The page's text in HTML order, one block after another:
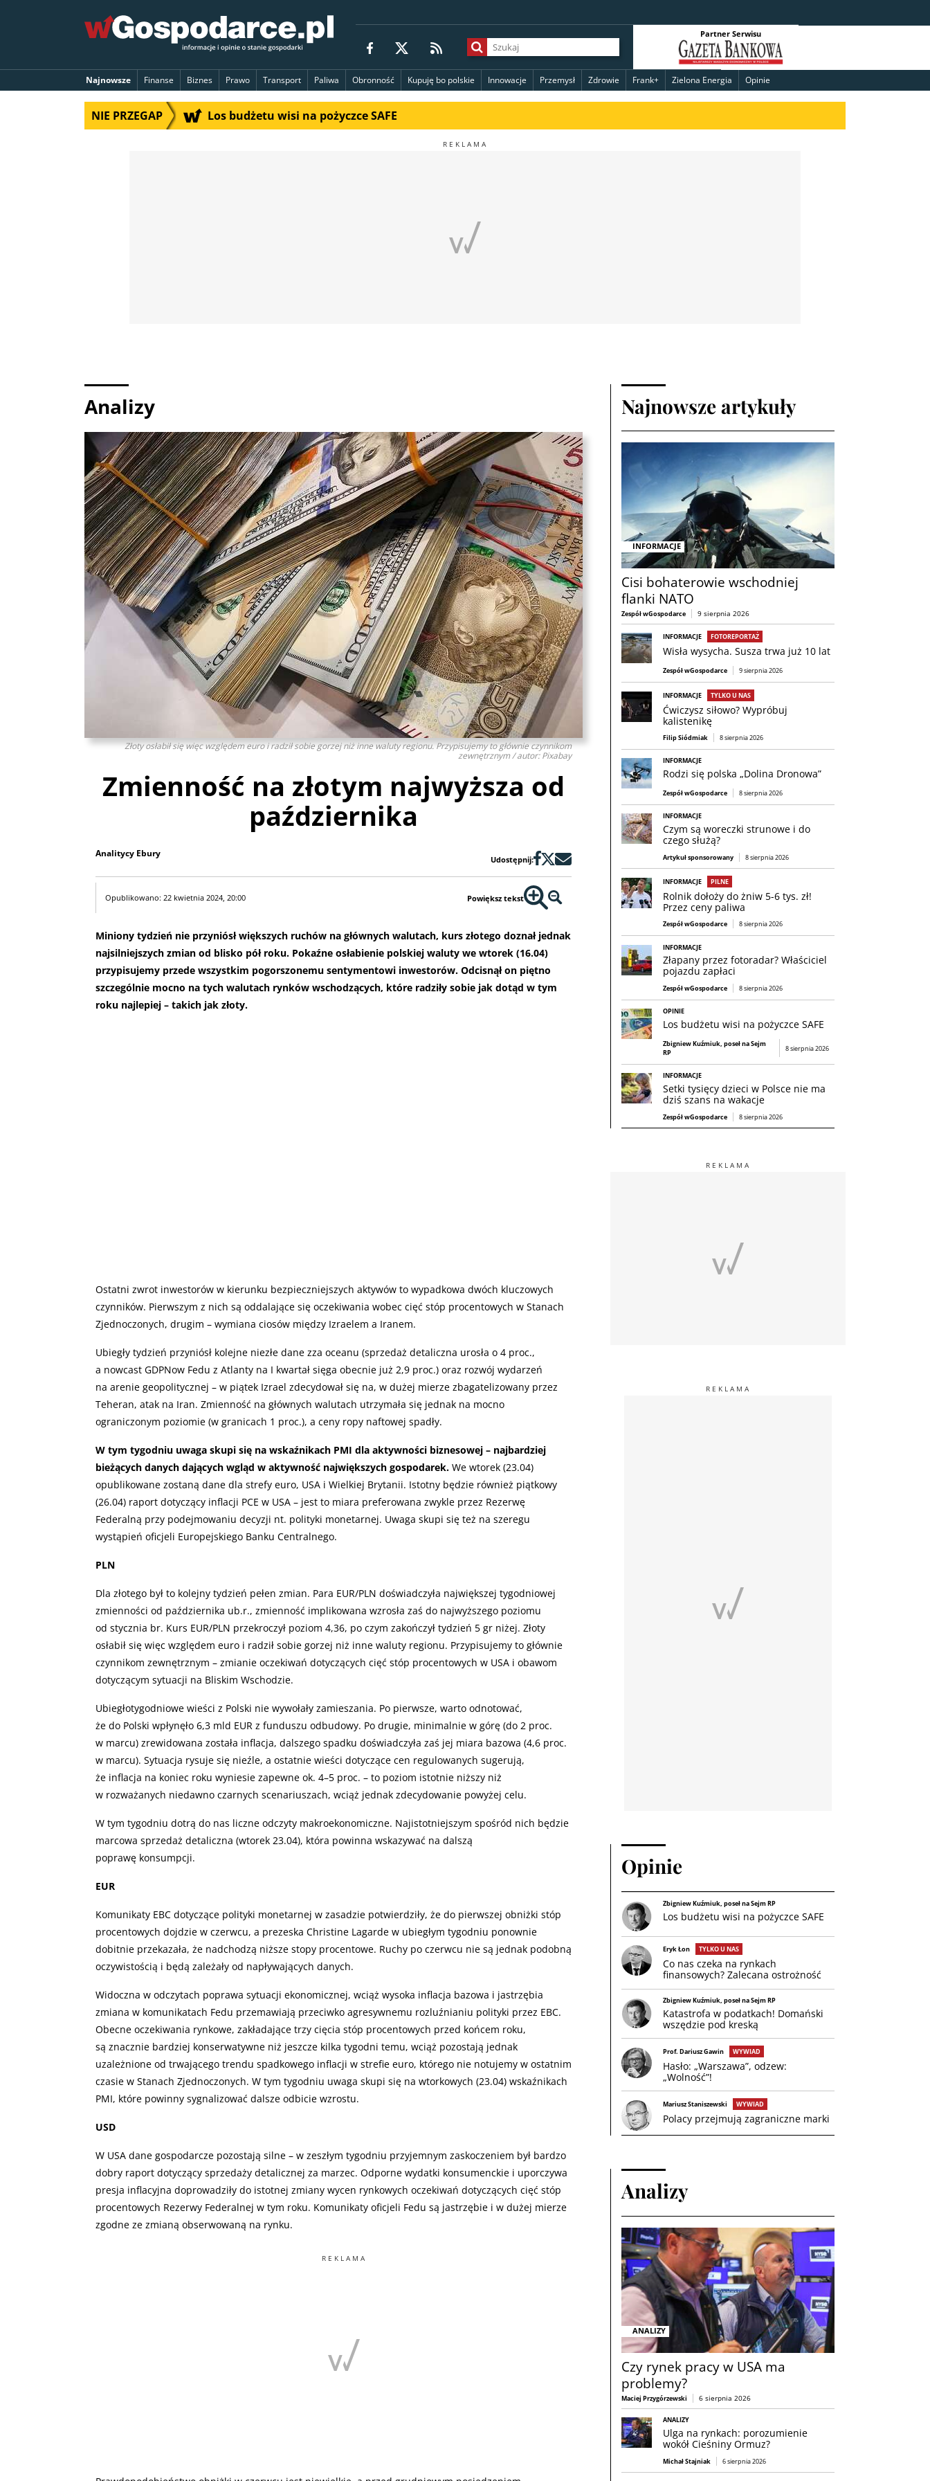
Partner Serwisu
Najnowsze Finanse Biznes Prawo Transport Paliwa Obronność Kupuję bo polskie Innowacje Przemysł Zdrowie Frank+ Zielona Energia Opinie
NIE PRZEGAP Los budżetu wisi na pożyczce SAFE
Analizy
Złoty osłabił się więc względem euro i radził sobie gorzej niż inne waluty regionu. Przypisujemy to głównie czynnikom
zewnętrznym / autor: Pixabay
Zmienność na złotym najwyższa od
października
Analitycy Ebury
Udostępnij:
Opublikowano: 22 kwietnia 2024, 20:00 Powiększ tekst
Miniony tydzień nie przyniósł większych ruchów na głównych walutach, kurs złotego doznał jednak
najsilniejszych zmian od blisko pół roku. Pokaźne osłabienie polskiej waluty we wtorek (16.04)
przypisujemy przede wszystkim pogorszonemu sentymentowi inwestorów. Odcisnął on piętno
szczególnie mocno na tych walutach rynków wschodzących, które radziły sobie jak dotąd w tym
roku najlepiej – takich jak złoty.
Ostatni zwrot inwestorów w kierunku bezpieczniejszych aktywów to wypadkowa dwóch kluczowych
czynników. Pierwszym z nich są oddalające się oczekiwania wobec cięć stóp procentowych w Stanach
Zjednoczonych, drugim – wymiana ciosów między Izraelem a Iranem.
Ubiegły tydzień przyniósł kolejne niezłe dane zza oceanu (sprzedaż detaliczna urosła o 4 proc.,
a nowcast GDPNow Fedu z Atlanty na I kwartał sięga obecnie już 2,9 proc.) oraz rozwój wydarzeń
na arenie geopolitycznej – w piątek Izrael zdecydował się na, w dużej mierze zbagatelizowany przez
Teheran, atak na Iran. Zmienność na głównych walutach utrzymała się jednak na mocno
ograniczonym poziomie (w granicach 1 proc.), a ceny ropy naftowej spadły.
W tym tygodniu uwaga skupi się na wskaźnikach PMI dla aktywności biznesowej – najbardziej
bieżących danych dających wgląd w aktywność największych gospodarek. We wtorek (23.04)
opublikowane zostaną dane dla strefy euro, USA i Wielkiej Brytanii. Istotny będzie również piątkowy
(26.04) raport dotyczący inflacji PCE w USA – jest to miara preferowana zwykle przez Rezerwę
Federalną przy podejmowaniu decyzji nt. polityki monetarnej. Uwaga skupi się też na szeregu
wystąpień oficjeli Europejskiego Banku Centralnego.
PLN
Dla złotego był to kolejny tydzień pełen zmian. Para EUR/PLN doświadczyła największej tygodniowej
zmienności od października ub.r., zmienność implikowana wzrosła zaś do najwyższego poziomu
od stycznia br. Kurs EUR/PLN przekroczył poziom 4,36, po czym zakończył tydzień 5 gr niżej. Złoty
osłabił się więc względem euro i radził sobie gorzej niż inne waluty regionu. Przypisujemy to głównie
czynnikom zewnętrznym – zmianie oczekiwań dotyczących cięć stóp procentowych w USA i obawom
dotyczącym sytuacji na Bliskim Wschodzie.
Ubiegłotygodniowe wieści z Polski nie wywołały zamieszania. Po pierwsze, warto odnotować,
że do Polski wpłynęło 6,3 mld EUR z funduszu odbudowy. Po drugie, minimalnie w górę (do 2 proc.
w marcu) zrewidowana została inflacja, dalszego spadku doświadczyła zaś jej miara bazowa (4,6 proc.
w marcu). Sytuacja rysuje się nieźle, a ostatnie wieści dotyczące cen regulowanych sugerują,
że inflacja na koniec roku wyniesie zapewne ok. 4–5 proc. – to poziom istotnie niższy niż
w rozważanych niedawno czarnych scenariuszach, wciąż jednak zdecydowanie powyżej celu.
W tym tygodniu dotrą do nas liczne odczyty makroekonomiczne. Najistotniejszym spośród nich będzie
marcowa sprzedaż detaliczna (wtorek 23.04), która powinna wskazywać na dalszą
poprawę konsumpcji.
EUR
Komunikaty EBC dotyczące polityki monetarnej w zasadzie potwierdziły, że do pierwszej obniżki stóp
procentowych dojdzie w czerwcu, a prezeska Christine Lagarde w ubiegłym tygodniu ponownie
dobitnie przekazała, że nadchodzą niższe stopy procentowe. Ruchy po czerwcu nie są jednak podobną
oczywistością i będą zależały od napływających danych.
Widoczna w odczytach poprawa sytuacji ekonomicznej, wciąż wysoka inflacja bazowa i jastrzębia
zmiana w komunikatach Fedu przemawiają przeciwko agresywnemu rozluźnianiu polityki przez EBC.
Obecne oczekiwania rynkowe, zakładające trzy cięcia stóp procentowych przed końcem roku,
są znacznie bardziej konserwatywne niż jeszcze kilka tygodni temu, wciąż pozostają jednak
uzależnione od trwającego trendu spadkowego inflacji w strefie euro, którego nie notujemy w ostatnim
czasie w Stanach Zjednoczonych. W tym tygodniu uwaga skupi się na wtorkowych (23.04) wskaźnikach
PMI, które powinny sygnalizować dalsze odbicie wzrostu.
USD
W USA dane gospodarcze pozostają silne – w zeszłym tygodniu przyjemnym zaskoczeniem był bardzo
dobry raport dotyczący sprzedaży detalicznej za marzec. Odporne wydatki konsumenckie i uporczywa
presja inflacyjna doprowadziły do istotnej zmiany wycen rynkowych oczekiwań dotyczących cięć stóp
procentowych Rezerwy Federalnej w tym roku. Komunikaty oficjeli Fedu są jastrzębie i w dużej mierze
zgodne ze zmianą obserwowaną na rynku.
REKLAMA
Najnowsze artykuły
INFORMACJE
Cisi bohaterowie wschodniej
flanki NATO
Zespół wGospodarce 9 sierpnia 2026
INFORMACJE FOTOREPORTAŻ
Wisła wysycha. Susza trwa już 10 lat
Zespół wGospodarce 9 sierpnia 2026
INFORMACJE TYLKO U NAS
Ćwiczysz siłowo? Wypróbuj
kalistenikę
Filip Siódmiak 8 sierpnia 2026
INFORMACJE
Rodzi się polska „Dolina Dronowa”
Zespół wGospodarce 8 sierpnia 2026
INFORMACJE
Czym są woreczki strunowe i do
czego służą?
Artykuł sponsorowany 8 sierpnia 2026
INFORMACJE PILNE
Rolnik dołoży do żniw 5-6 tys. zł!
Przez ceny paliwa
Zespół wGospodarce 8 sierpnia 2026
INFORMACJE
Złapany przez fotoradar? Właściciel
pojazdu zapłaci
Zespół wGospodarce 8 sierpnia 2026
OPINIE
Los budżetu wisi na pożyczce SAFE
Zbigniew Kuźmiuk, poseł na Sejm
RP
8 sierpnia 2026
INFORMACJE
Setki tysięcy dzieci w Polsce nie ma
dziś szans na wakacje
Zespół wGospodarce 8 sierpnia 2026
Opinie
Zbigniew Kuźmiuk, poseł na Sejm RP
Los budżetu wisi na pożyczce SAFE
Eryk Łon TYLKO U NAS
Co nas czeka na rynkach
finansowych? Zalecana ostrożność
Zbigniew Kuźmiuk, poseł na Sejm RP
Katastrofa w podatkach! Domański
wszędzie pod kreską
Prof. Dariusz Gawin WYWIAD
Hasło: „Warszawa”, odzew:
„Wolność”!
Mariusz Staniszewski WYWIAD
Polacy przejmują zagraniczne marki
Analizy
ANALIZY
Czy rynek pracy w USA ma
problemy?
Maciej Przygórzewski 6 sierpnia 2026
ANALIZY
Ulga na rynkach: porozumienie
wokół Cieśniny Ormuz?
Michał Stajniak 6 sierpnia 2026